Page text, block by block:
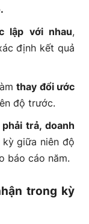
lập với nhau,
định kết quả
thay đổi ước
độ trước.
trả, doanh
giữa niên độ
báo cáo năm.
trong kỳ